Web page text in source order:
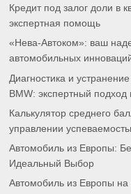
Кредит под залог доли в
экспертная помощь
«Нева-Автоком»: ваш
автомобильных
Диагностика и
BMW: экспертный
Калькулятор среднего
управлении
Автомобиль из Европы:
Идеальный Выбор
Автомобиль из Европы на